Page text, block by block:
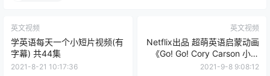
英文视频
学英语每天一个小短片视频(有
字幕) 共44集
2021-8-21 10:17:36
英文视频
Netflix出品 超萌英语启蒙动画
《Go! Go! Cory Carson 小小
车向前冲》1-3季 全21集
2021-9-8 9:08:12